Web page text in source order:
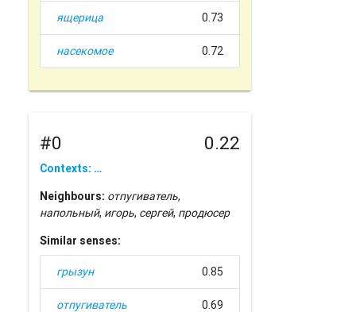
ящерица 0.73
насекомое 0.72
#0 0.22
Contexts: …
Neighbours: отпугиватель,
напольный, игорь, сергей, продюсер
Similar senses:
грызун 0.85
отпугиватель 0.69